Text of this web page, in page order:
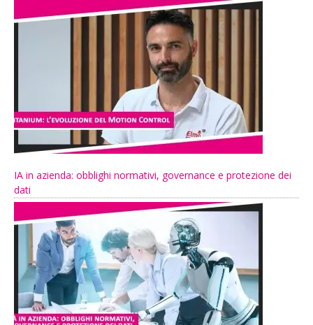
IA in azienda: obblighi normativi, governance e protezione dei
dati